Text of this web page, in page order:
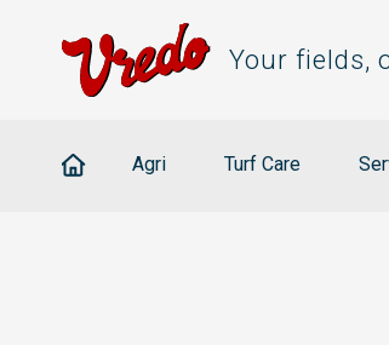
Your fields,
Agri Turf Care